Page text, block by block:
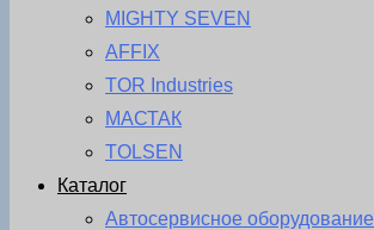
MIGHTY SEVEN
AFFIX
TOR Industries
МАСТАК
TOLSEN
Каталог
Автосервисное оборудование